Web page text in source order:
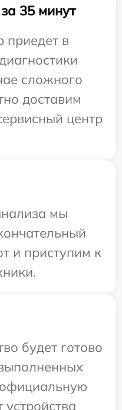
35 минут
приедет в
сложного
доставим
центр
мы
и приступим к
будет готово